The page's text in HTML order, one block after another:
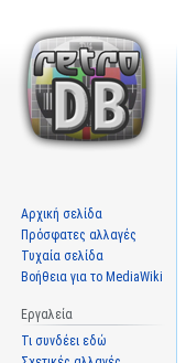
Αρχική σελίδα
Πρόσφατες αλλαγές
Τυχαία σελίδα
Βοήθεια για το MediaWiki
Εργαλεία
Τι συνδέει εδώ